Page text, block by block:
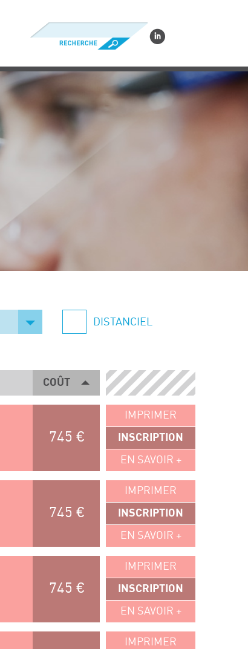
DISTANCIEL
COÛT
745 €
IMPRIMER
INSCRIPTION
EN SAVOIR +
745 €
IMPRIMER
INSCRIPTION
EN SAVOIR +
745 €
IMPRIMER
INSCRIPTION
EN SAVOIR +
IMPRIMER